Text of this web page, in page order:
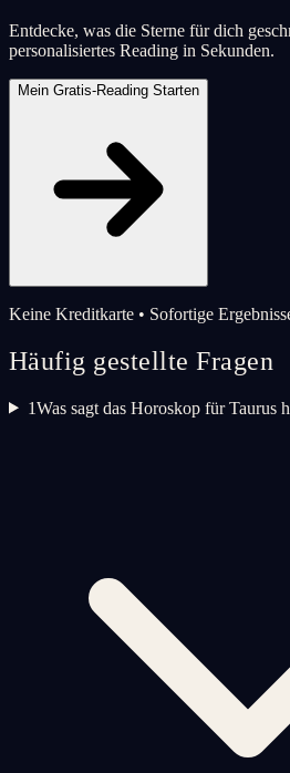
Entdecke, was die Sterne für dich
personalisiertes Reading in Sekunden.
Mein Gratis-Reading Starten
Keine Kreditkarte • Sofortige
Häufig gestellte Fragen
1Was sagt das Horoskop für Taurus